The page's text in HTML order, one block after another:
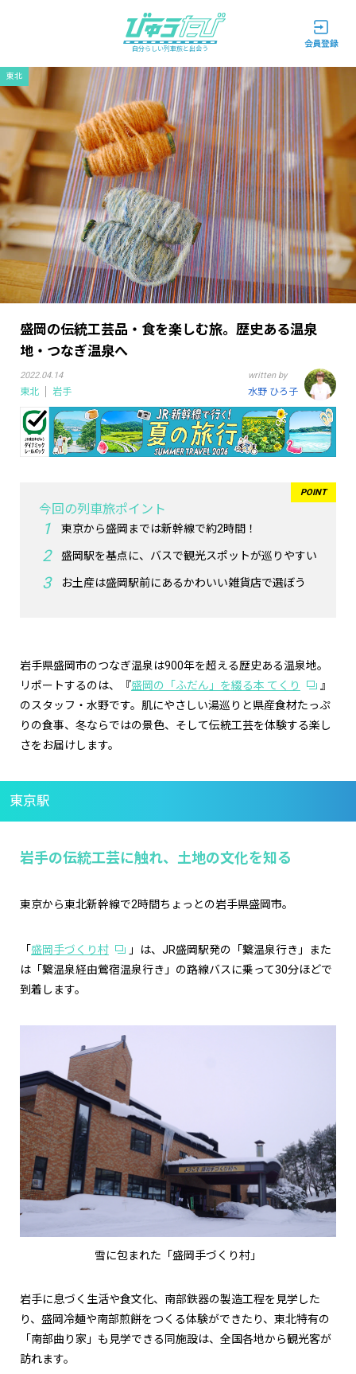
自分らしい列車旅と出会う
東北
盛岡の伝統工芸品・食を楽しむ旅。歴史ある温泉
地・つなぎ温泉へ
2022.04.14
東北 岩手
written by
水野 ひろ子
今回の列車旅ポイント
東京から盛岡までは新幹線で約2時間！
盛岡駅を基点に、バスで観光スポットが巡りやすい
お土産は盛岡駅前にあるかわいい雑貨店で選ぼう
岩手県盛岡市のつなぎ温泉は900年を超える歴史ある温泉地。
リポートするのは、『盛岡の「ふだん」を綴る本 てくり
』
のスタッフ・水野です。肌にやさしい湯巡りと県産食材たっぷ
りの食事、冬ならではの景色、そして伝統工芸を体験する楽し
さをお届けします。
東京駅
岩手の伝統工芸に触れ、土地の文化を知る
東京から東北新幹線で2時間ちょっとの岩手県盛岡市。
「 盛岡手づくり村
」は、JR盛岡駅発の「繋温泉行き」また
は「繋温泉経由鶯宿温泉行き」の路線バスに乗って30分ほどで
到着します。
雪に包まれた「盛岡手づくり村」
岩手に息づく生活や食文化、南部鉄器の製造工程を見学した
り、盛岡冷麺や南部煎餅をつくる体験ができたり、東北特有の
「南部曲り家」も見学できる同施設は、全国各地から観光客が
訪れます。